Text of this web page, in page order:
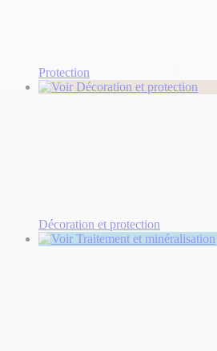
Protection
Décoration et protection